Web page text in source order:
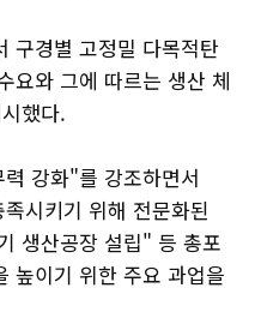
구경별 고정밀 다목적탄
요와 그에 따르는 생산 체
했다.
강화"를 강조하면서
시키기 위해 전문화된
생산공장 설립" 등 총포
높이기 위한 주요 과업을